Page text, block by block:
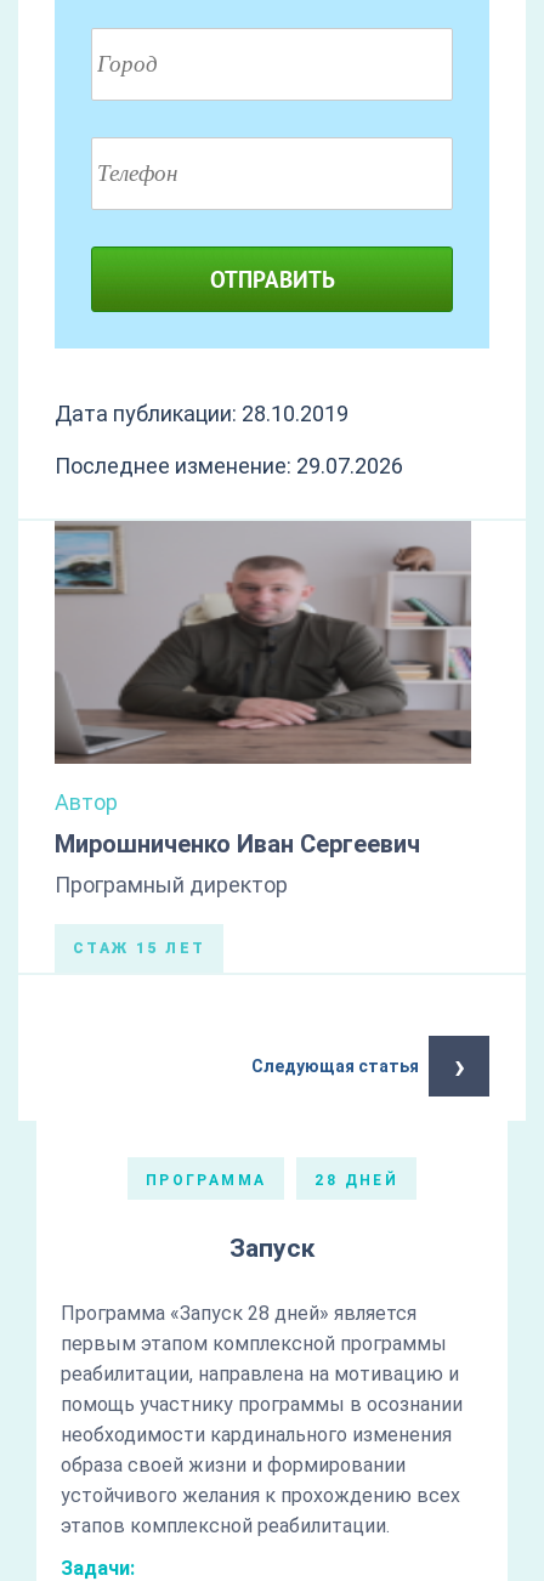
ОТПРАВИТЬ
Дата публикации: 28.10.2019
Последнее изменение: 29.07.2026
Автор
Мирошниченко Иван Сергеевич
Програмный директор
СТАЖ 15 ЛЕТ
Следующая статья ›
ПРОГРАММА 28 ДНЕЙ
Запуск
Программа «Запуск 28 дней» является
первым этапом комплексной программы
реабилитации, направлена на мотивацию и
помощь участнику программы в осознании
необходимости кардинального изменения
образа своей жизни и формировании
устойчивого желания к прохождению всех
этапов комплексной реабилитации.
Задачи: